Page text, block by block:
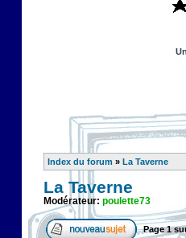
Index du forum » La Taverne
La Taverne
Modérateur: poulette73
Page1